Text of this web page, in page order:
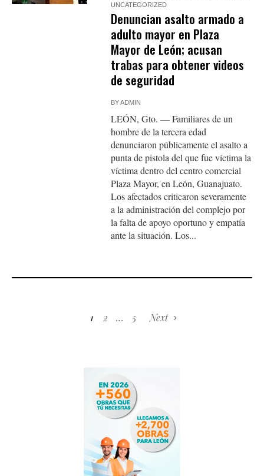
UNCATEGORIZED
Denuncian asalto armado a
adulto mayor en Plaza
Mayor de León; acusan
trabas para obtener videos
de seguridad
BYADMIN
LEÓN, Gto. — Familiares de un
hombre de la tercera edad
denunciaron públicamente el asalto a
punta de pistola del que fue víctima la
víctima dentro del centro comercial
Plaza Mayor, en León, Guanajuato.
Los afectados criticaron severamente
a la administración del complejo por
la falta de apoyo oportuno y empatía
ante la situación. Los...
1 2 … 5 Next